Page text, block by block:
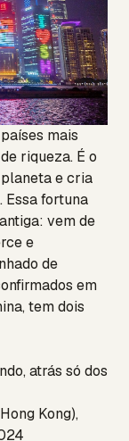
mais
riqueza. É o
e cria
Essa fortuna
vem de
e
de
em
tem dois
atrás só dos
Kong),